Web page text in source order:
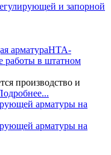
и запорной
арматураНТА-
работы в штатном
производство и
арматуры на